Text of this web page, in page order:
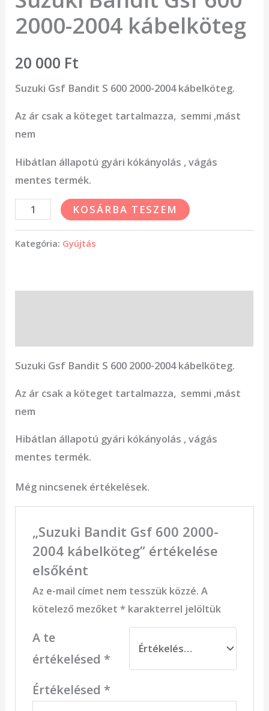
2000-2004 kábelköteg
20 000 Ft
Suzuki Gsf Bandit S 600 2000-2004 kábelköteg.
Az ár csak a köteget tartalmazza, semmi ,mást
nem
Hibátlan állapotú gyári kókányolás , vágás
mentes termék.
KOSÁRBA TESZEM
Kategória: Gyújtás
Suzuki Gsf Bandit S 600 2000-2004 kábelköteg.
Az ár csak a köteget tartalmazza, semmi ,mást
nem
Hibátlan állapotú gyári kókányolás , vágás
mentes termék.
Még nincsenek értékelések.
„Suzuki Bandit Gsf 600 2000-
2004 kábelköteg” értékelése
elsőként
Az e-mail címet nem tesszük közzé. A
kötelező mezőket *karakterrel jelöltük
A te
értékelésed *
Értékelésed *